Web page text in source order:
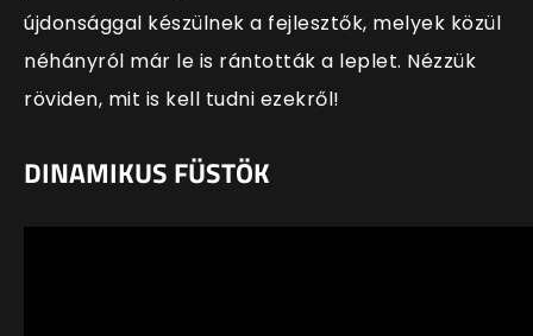
újdonsággal készülnek a fejlesztők, melyek közül
néhányról már le is rántották a leplet. Nézzük
röviden, mit is kell tudni ezekről!
DINAMIKUS FÜSTÖK